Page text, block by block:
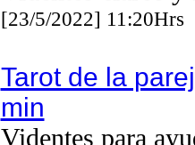
[23/5/2022] 11:20Hrs
Tarot de la
min
Videntes para